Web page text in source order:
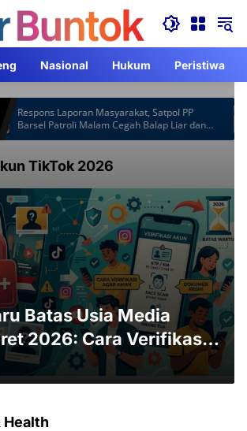
Nasional Hukum Peristiwa
Respons Laporan Masyarakat, Satpol PP
Barsel Patroli Malam Cegah Balap Liar dan
Brong
TikTok 2026
Batas Usia Media
2026: Cara Verifikasi
Tidak Dihapus
Health